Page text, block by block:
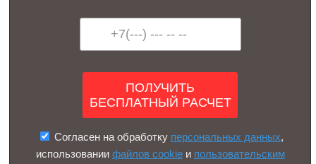
Согласен на обработку персональных данных,
использовании файлов cookieи пользовательским